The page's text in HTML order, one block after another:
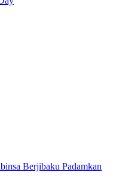
Berjibaku Padamkan